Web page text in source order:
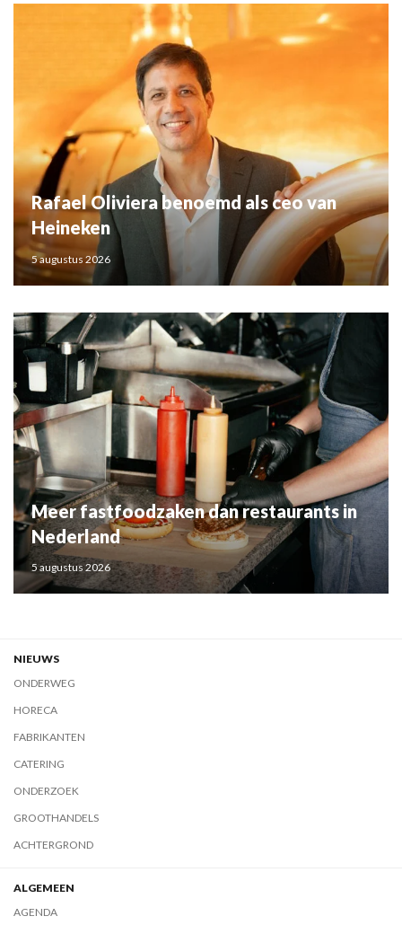
Rafael Oliviera benoemd als ceo van
Heineken
5 augustus 2026
Meer fastfoodzaken dan restaurants in
Nederland
5 augustus 2026
NIEUWS
ONDERWEG
HORECA
FABRIKANTEN
CATERING
ONDERZOEK
GROOTHANDELS
ACHTERGROND
ALGEMEEN
AGENDA